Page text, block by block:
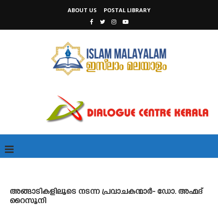
ABOUT US POSTAL LIBRARY
അങ്ങാടികളിലൂടെ നടന്ന പ്രവാചകന്മാർ- ഡോ. അഹ്മദ്
റൈസൂനി